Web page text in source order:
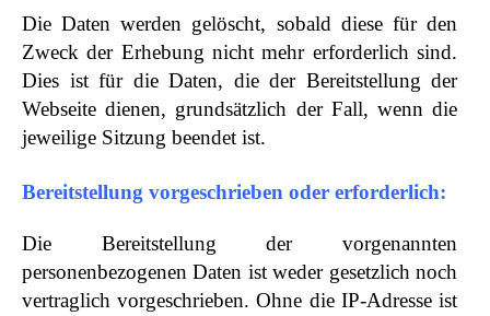
Die Daten werden gelöscht, sobald diese für den
Zweck der Erhebung nicht mehr erforderlich sind.
Dies ist für die Daten, die der Bereitstellung der
Webseite dienen, grundsätzlich der Fall, wenn die
jeweilige Sitzung beendet ist.
Bereitstellung vorgeschrieben oder erforderlich:
Die Bereitstellung der vorgenannten
personenbezogenen Daten ist weder gesetzlich noch
vertraglich vorgeschrieben. Ohne die IP-Adresse ist